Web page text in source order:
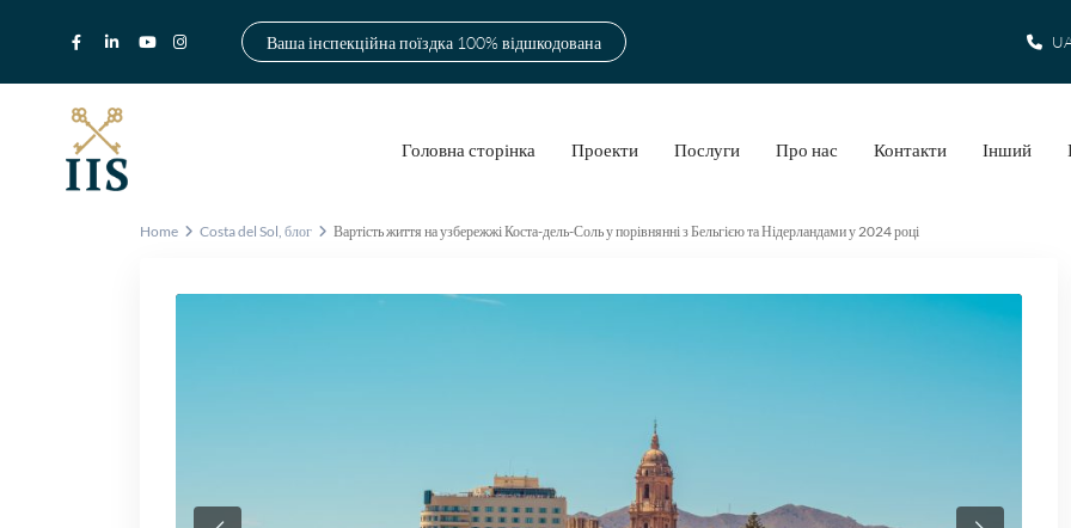
Ваша інспекційна поїздка 100% відшкодована
Головна сторінка Проекти Послуги Про нас Контакти Інший
Home Costa del Sol, блог Вартість життя на узбережжі Коста-дель-Соль у порівнянні з Бельгією та Нідерландами у 2024 році